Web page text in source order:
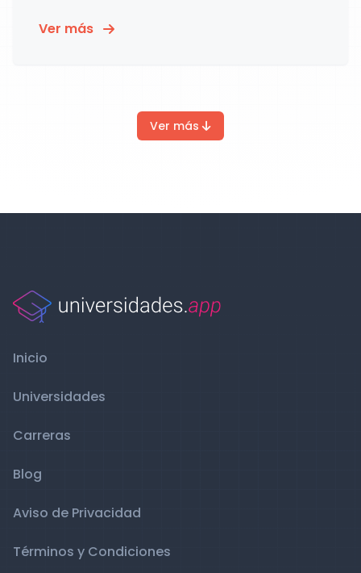
Ver más
Ver más
Inicio
Universidades
Carreras
Blog
Aviso de Privacidad
Términos y Condiciones